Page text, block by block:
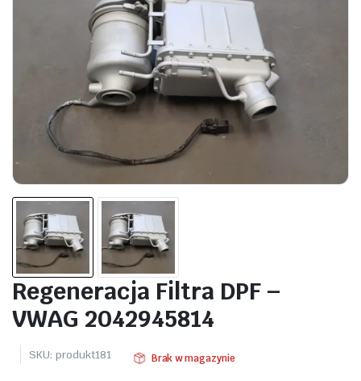
Regeneracja Filtra DPF –
VWAG 2042945814
SKU: produkt181 Brak w magazynie